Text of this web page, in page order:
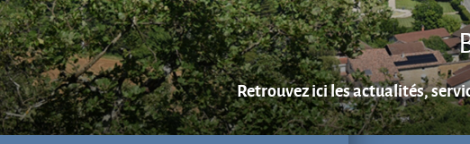
Retrouvez ici les actualités,